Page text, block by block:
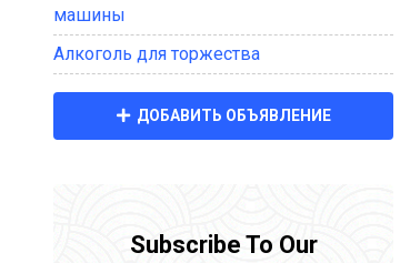
машины
Алкоголь для торжества
ДОБАВИТЬ ОБЪЯВЛЕНИЕ
Subscribe To Our